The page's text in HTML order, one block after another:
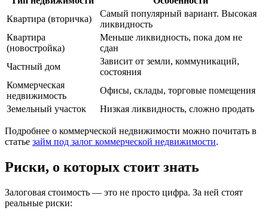
Квартира (вторичка)
Самый популярный вариант. Высокая
ликвидность
Квартира
(новостройка)
Меньше ликвидность, пока дом не
сдан
Частный дом
Зависит от земли, коммуникаций,
состояния
Коммерческая
недвижимость
Офисы, склады, торговые помещения
Земельный участок
Низкая ликвидность, сложно продать
Подробнее о коммерческой недвижимости можно почитать в
статье займ под залог коммерческой недвижимости.
Риски, о которых стоит знать
Залоговая стоимость — это не просто цифра. За ней стоят
реальные риски: